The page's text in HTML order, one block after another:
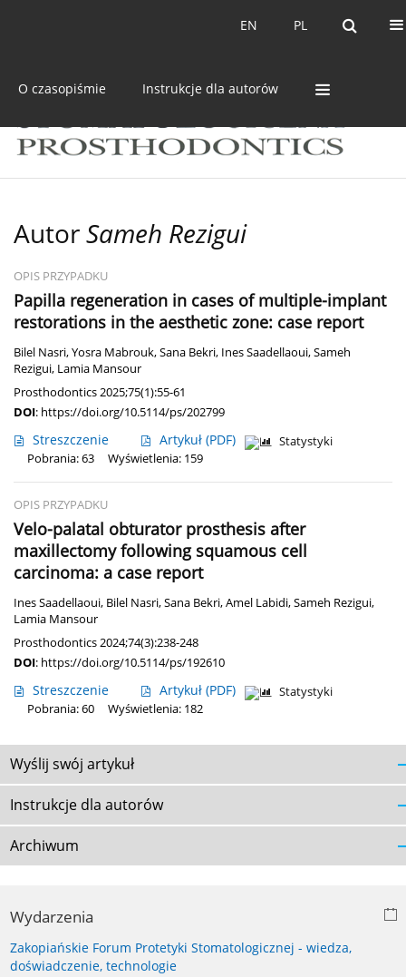
PL
EN PL
EN
O czasopiśmie Instrukcje dla autorów
AutorSameh Rezigui
OPIS PRZYPADKU
Papilla regeneration in cases of multiple-implant
restorations in the aesthetic zone: case report
Bilel Nasri,Yosra Mabrouk,Sana Bekri, Ines Saadellaoui,Sameh
Rezigui, Lamia Mansour
Prosthodontics 2025;75(1):55-61
DOI: https://doi.org/10.5114/ps/202799
Streszczenie Artykuł (PDF)
Statystyki
Pobrania: 63
Wyświetlenia: 159
OPIS PRZYPADKU
Velo-palatal obturator prosthesis after
maxillectomy following squamous cell
carcinoma: a case report
Ines Saadellaoui, Bilel Nasri,Sana Bekri,Amel Labidi,Sameh Rezigui,
Lamia Mansour
Prosthodontics 2024;74(3):238-248
DOI: https://doi.org/10.5114/ps/192610
Streszczenie Artykuł (PDF)
Statystyki
Pobrania: 60
Wyświetlenia: 182
Wyślij swój artykuł
Instrukcje dla autorów
Archiwum
Wydarzenia
Zakopiańskie Forum Protetyki Stomatologicznej - wiedza,
doświadczenie, technologie